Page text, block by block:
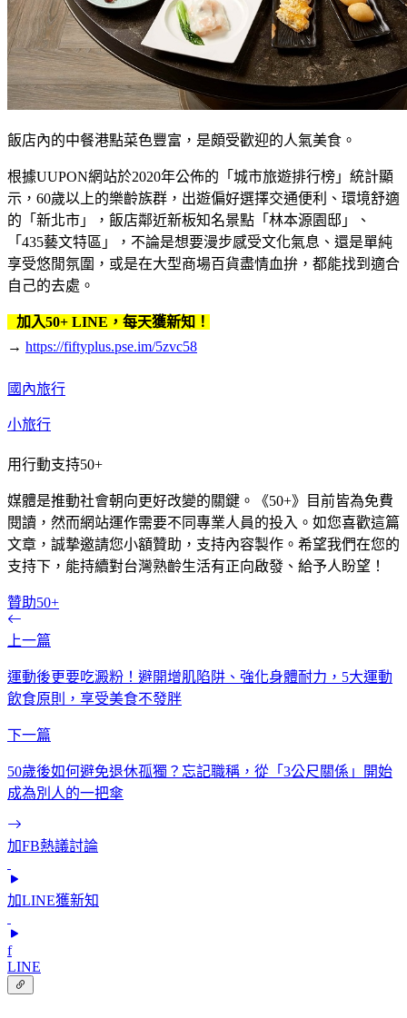
飯店內的中餐港點菜色豐富，是頗受歡迎的人氣美食。
根據UUPON網站於2020年公佈的「城市旅遊排行榜」統計顯
示，60歲以上的樂齡族群，出遊偏好選擇交通便利、環境舒適
的「新北市」，飯店鄰近新板知名景點「林本源園邸」、
「435藝文特區」，不論是想要漫步感受文化氣息、還是單純
享受悠閒氛圍，或是在大型商場百貨盡情血拚，都能找到適合
自己的去處。
加入50+ LINE，每天獲新知！
→ https://fiftyplus.pse.im/5zvc58
國內旅行
小旅行
用行動支持50+
媒體是推動社會朝向更好改變的關鍵。《50+》目前皆為免費
閱讀，然而網站運作需要不同專業人員的投入。如您喜歡這篇
文章，誠摯邀請您小額贊助，支持內容製作。希望我們在您的
支持下，能持續對台灣熟齡生活有正向啟發、給予人盼望！
贊助50+
上一篇
運動後更要吃澱粉！避開增肌陷阱、強化身體耐力，5大運動
飲食原則，享受美食不發胖
下一篇
50歲後如何避免退休孤獨？忘記職稱，從「3公尺關係」開始
成為別人的一把傘
加FB熱議討論
加LINE獲新知
f
LINE